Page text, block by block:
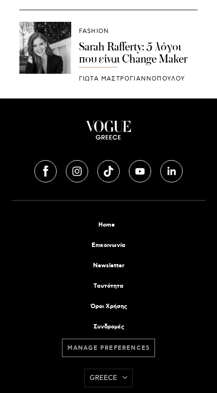
FASHION
Sarah Rafferty: 5 λόγοι
που είναι Change Maker
ΓΙΩΤΑ ΜΑΣΤΡΟΓΙΑΝΝΟΠΟΥΛΟΥ
Home
Επικοινωνία
Newsletter
Tαυτότητα
Όροι Χρήσης
Συνδρομές
MANAGE PREFERENCES
GREECE